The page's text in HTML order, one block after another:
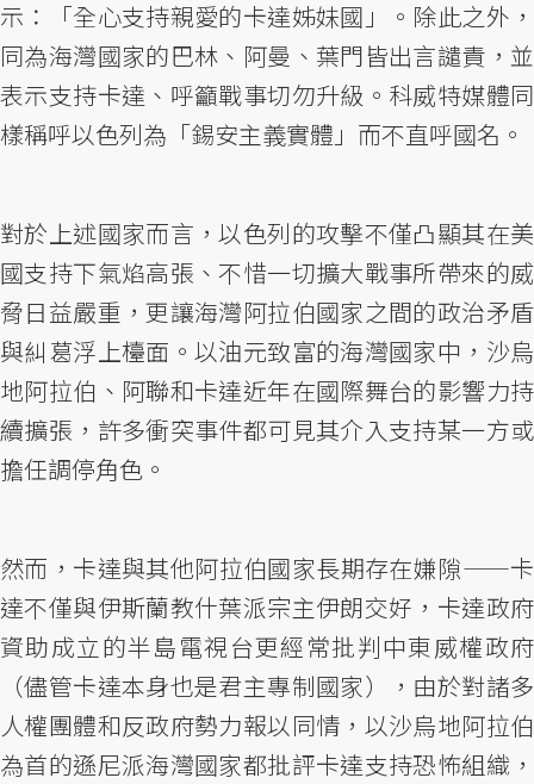
示：「全心支持親愛的卡達姊妹國」。除此之外，
同為海灣國家的巴林、阿曼、葉門皆出言譴責，並
表示支持卡達、呼籲戰事切勿升級。科威特媒體同
樣稱呼以色列為「錫安主義實體」而不直呼國名。
對於上述國家而言，以色列的攻擊不僅凸顯其在美
國支持下氣焰高張、不惜一切擴大戰事所帶來的威
脅日益嚴重，更讓海灣阿拉伯國家之間的政治矛盾
與糾葛浮上檯面。以油元致富的海灣國家中，沙烏
地阿拉伯、阿聯和卡達近年在國際舞台的影響力持
續擴張，許多衝突事件都可見其介入支持某一方或
擔任調停角色。
然而，卡達與其他阿拉伯國家長期存在嫌隙——卡
達不僅與伊斯蘭教什葉派宗主伊朗交好，卡達政府
資助成立的半島電視台更經常批判中東威權政府
（儘管卡達本身也是君主專制國家），由於對諸多
人權團體和反政府勢力報以同情，以沙烏地阿拉伯
為首的遜尼派海灣國家都批評卡達支持恐怖組織，